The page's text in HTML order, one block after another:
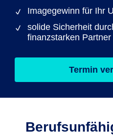
Imagegewinn für Ihr
solide Sicherheit
finanzstarken
Termin